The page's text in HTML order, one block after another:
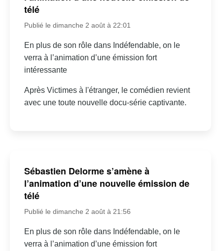
télé
Publié le dimanche 2 août à 22:01
En plus de son rôle dans Indéfendable, on le
verra à l’animation d’une émission fort
intéressante
Après Victimes à l'étranger, le comédien revient
avec une toute nouvelle docu-série captivante.
Sébastien Delorme s’amène à
l’animation d’une nouvelle émission de
télé
Publié le dimanche 2 août à 21:56
En plus de son rôle dans Indéfendable, on le
verra à l’animation d’une émission fort